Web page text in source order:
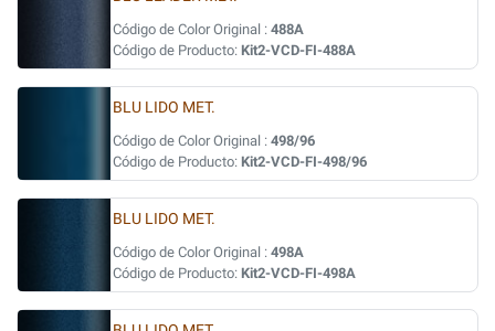
Código de Color Original : 488A
Código de Producto: Kit2-VCD-FI-488A
BLU LIDO MET.
Código de Color Original : 498/96
Código de Producto: Kit2-VCD-FI-498/96
BLU LIDO MET.
Código de Color Original : 498A
Código de Producto: Kit2-VCD-FI-498A